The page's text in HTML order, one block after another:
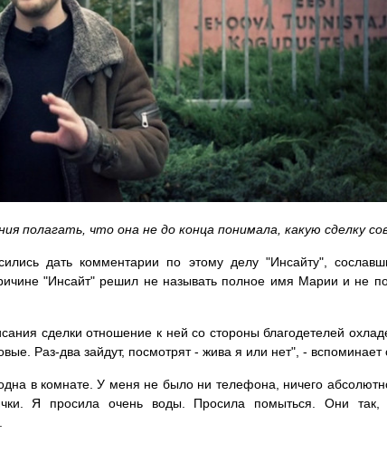
полагать, что она не до конца понимала, какую сделку
дать комментарии по этому делу "Инсайту",
"Инсайт" решил не называть полное имя Марии и не
сделки отношение к ней со стороны благодетелей
Раз-два зайдут, посмотрят - жива я или нет", - вспоминает
в комнате. У меня не было ни телефона, ничего
Я просила очень воды. Просила помыться. Они